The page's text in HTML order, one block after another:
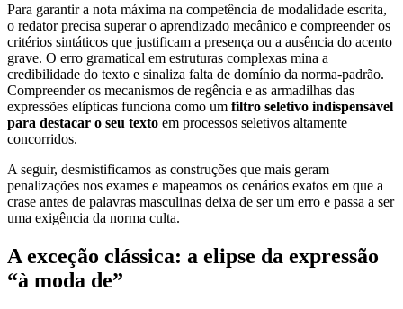
Para garantir a nota máxima na competência de modalidade escrita,
o redator precisa superar o aprendizado mecânico e compreender os
critérios sintáticos que justificam a presença ou a ausência do acento
grave. O erro gramatical em estruturas complexas mina a
credibilidade do texto e sinaliza falta de domínio da norma-padrão.
Compreender os mecanismos de regência e as armadilhas das
expressões elípticas funciona como um filtro seletivo indispensável
para destacar o seu texto em processos seletivos altamente
concorridos.
A seguir, desmistificamos as construções que mais geram
penalizações nos exames e mapeamos os cenários exatos em que a
crase antes de palavras masculinas deixa de ser um erro e passa a ser
uma exigência da norma culta.
A exceção clássica: a elipse da expressão
“à moda de”